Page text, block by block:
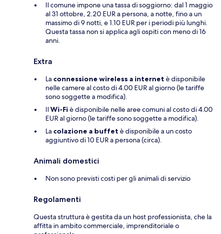
Il comune impone una tassa di soggiorno: dal 1 maggio
al 31 ottobre, 2.20 EUR a persona, a notte, fino a un
massimo di 9 notti, e 1.10 EUR per i periodi più lunghi.
Questa tassa non si applica agli ospiti con meno di 16
anni.
Extra
La connessione wireless a internet è disponibile
nelle camere al costo di 4.00 EUR al giorno (le tariffe
sono soggette a modifica).
IlWi-Fi è disponibile nelle aree comuni al costo di 4.00
EUR al giorno (le tariffe sono soggette a modifica).
La colazione a buffet è disponibile a un costo
aggiuntivo di 10 EUR a persona (circa).
Animali domestici
Non sono previsti costi per gli animali di servizio
Regolamenti
Questa struttura è gestita da un host professionista, che la
affitta in ambito commerciale, imprenditoriale o